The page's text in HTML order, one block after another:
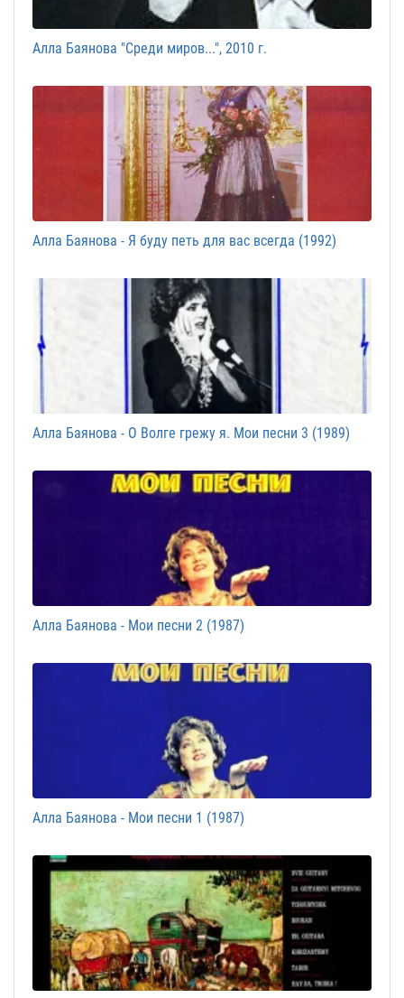
Алла Баянова "Среди миров...", 2010 г.
Алла Баянова - Я буду петь для вас всегда (1992)
Алла Баянова - О Волге грежу я. Мои песни 3 (1989)
Алла Баянова - Мои песни 2 (1987)
Алла Баянова - Мои песни 1 (1987)